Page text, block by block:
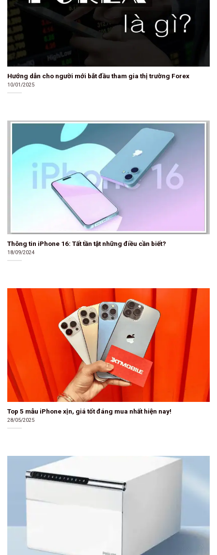
Hướng dẫn cho người mới bắt đầu tham gia thị trường Forex
10/01/2025
Thông tin iPhone 16: Tất tần tật những điều cần biết?
18/09/2024
Top 5 mẫu iPhone xịn, giá tốt đáng mua nhất hiện nay!
28/05/2025